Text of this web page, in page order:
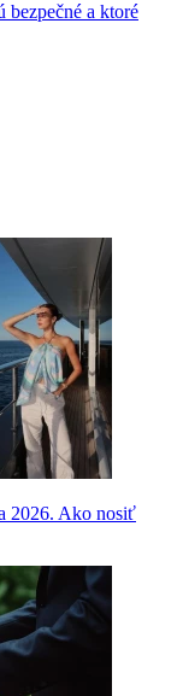
a ktoré
2026. Ako nosiť